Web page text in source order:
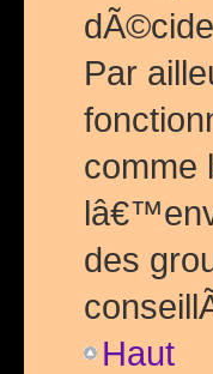
Par
comme
des
Haut